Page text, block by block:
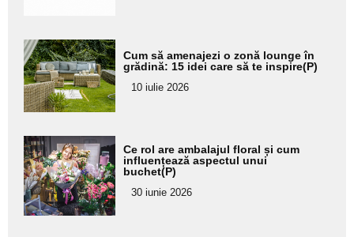
Adaugă
aici textul
pentru
subtitlu
Cum să amenajezi o zonă lounge în
grădină: 15 idei care să te inspire(P)
10 iulie 2026
Adaugă
aici textul
pentru
subtitlu
Ce rol are ambalajul floral și cum
influențează aspectul unui
buchet(P)
30 iunie 2026